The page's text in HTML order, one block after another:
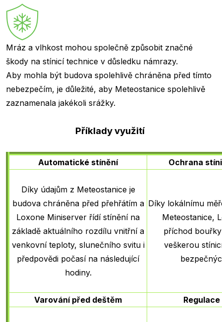
Mráz a vlhkost mohou společně způsobit značné
škody na stínicí technice v důsledku námrazy.
Aby mohla být budova spolehlivě chráněna před tímto
nebezpečím, je důležité, aby Meteostanice spolehlivě
zaznamenala jakékoli srážky.
Příklady využití
Automatické stínění Ochrana
Díky údajům z Meteostanice je
budova chráněna před přehřátím a
Loxone Miniserver řídí stínění na
základě aktuálního rozdílu vnitřní a
venkovní teploty, slunečního svitu i
předpovědi počasí na následující
hodiny.
Díky lokálnímu
Meteostanice,
příchod
veškerou
Varování před deštěm